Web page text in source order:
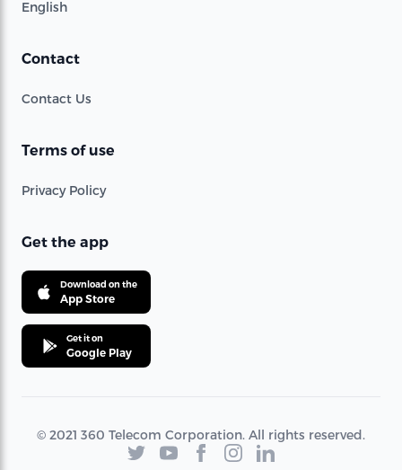
English
Contact
Contact Us
Terms of use
Privacy Policy
Get the app
Download on the
App Store
Get it on
Google Play
© 2021 360 Telecom Corporation. All rights reserved.